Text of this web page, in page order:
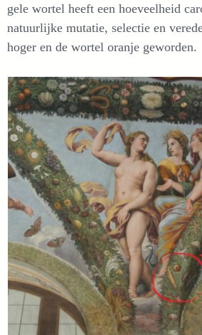
gele wortel heeft een hoeveelheid
natuurlijke mutatie, selectie en
hoger en de wortel oranje geworden.